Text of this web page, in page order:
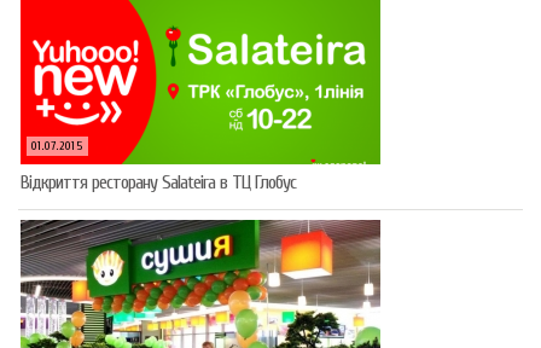
01.07.2015
Відкриття ресторану Salateirа в ТЦ Глобус